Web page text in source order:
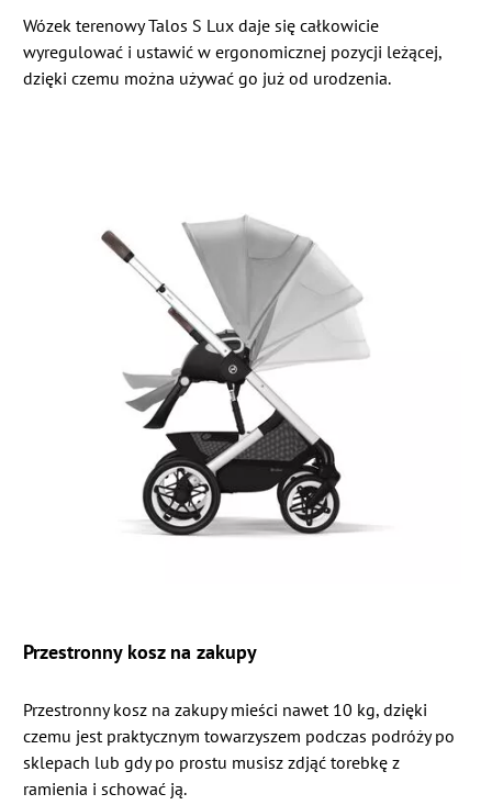
Wózek terenowy Talos S Lux daje się całkowicie
wyregulować i ustawić w ergonomicznej pozycji leżącej,
dzięki czemu można używać go już od urodzenia.
Przestronny kosz na zakupy
Przestronny kosz na zakupy mieści nawet 10 kg, dzięki
czemu jest praktycznym towarzyszem podczas podróży po
sklepach lub gdy po prostu musisz zdjąć torebkę z
ramienia i schować ją.